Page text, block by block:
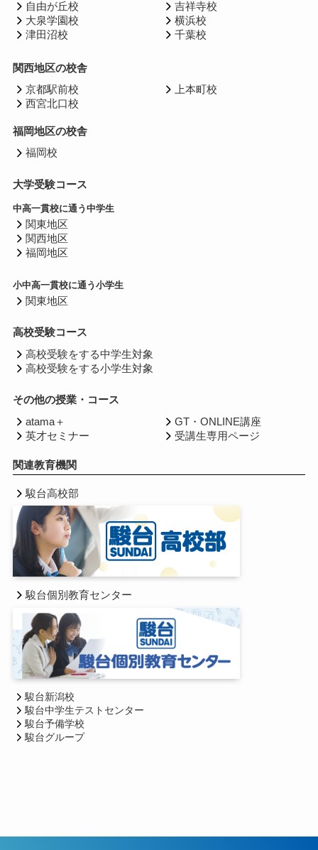
自由が丘校
大泉学園校
津田沼校
吉祥寺校
横浜校
千葉校
関西地区の校舎
京都駅前校
西宮北口校
上本町校
福岡地区の校舎
福岡校
大学受験コース
中高一貫校に通う中学生
関東地区
関西地区
福岡地区
小中高一貫校に通う小学生
関東地区
高校受験コース
高校受験をする中学生対象
高校受験をする小学生対象
その他の授業・コース
atama＋
英才セミナー
GT・ONLINE講座
受講生専用ページ
関連教育機関
駿台高校部
駿台個別教育センター
駿台新潟校
駿台中学生テストセンター
駿台予備学校
駿台グループ